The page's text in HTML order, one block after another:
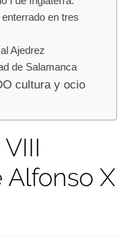
en tres
Ajedrez
de Salamanca
cultura y ocio
X